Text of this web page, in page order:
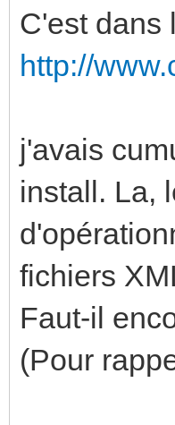
C'est dans
http://
j'avais
install. La,
fichiers
Faut-il
(Pour